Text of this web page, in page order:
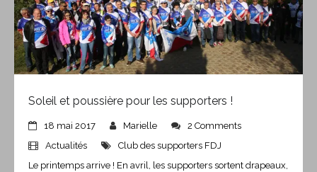
Soleil et poussière pour les supporters !
18 mai 2017 Marielle
2 Comments
Actualités
Club des supporters FDJ
Le printemps arrive ! En avril, les supporters sortent drapeaux,